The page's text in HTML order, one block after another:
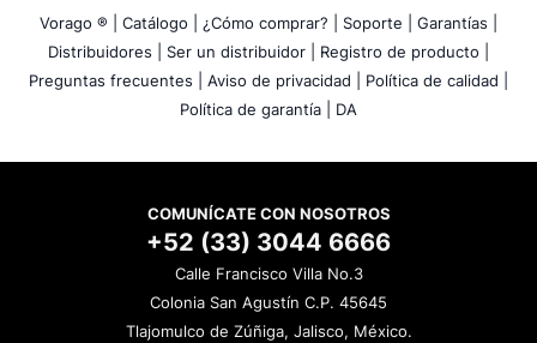
Vorago ® | Catálogo | ¿Cómo comprar? | Soporte |
Garantías |
Distribuidores |
Ser un distribuidor |
Registro de producto |
Preguntas frecuentes |
Aviso de privacidad |
Política de calidad |
Política de garantía |
DA
COMUNÍCATE CON NOSOTROS
+52 (33) 3044 6666
Calle Francisco Villa No.3
Colonia San Agustín C.P. 45645
Tlajomulco de Zúñiga, Jalisco, México.